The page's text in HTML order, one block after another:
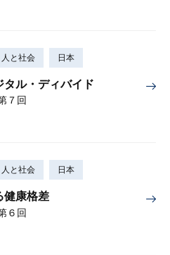
人と社会 日本
ル・ディバイド
７回
人と社会 日本
健康格差
６回